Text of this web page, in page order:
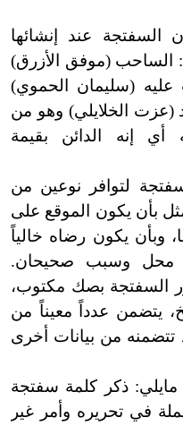
عند إنشائها
الساحب (موفق الأزرق)
عليه (سليمان الحموي)
(عزت الخلايلي) وهو من
أي إنه الدائن بقيمة
لتوافر نوعين من
بأن يكون الموقع على
وبأن يكون رضاه خالياً
محل وسبب صحيحان.
السفتجة بصك مكتوب،
يتضمن عدداً معيناً من
تتضمنه من بيانات أخرى
مايلي: ذكر كلمة سفتجة
في تحريره وأمر غير